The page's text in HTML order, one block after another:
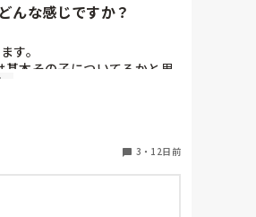
んな感じですか？
す。
本その子についてるかと思
給食後の後片付けなどの雑
すか？
時や加配児が落ち着いてる時
ほうがいいかなぁと思ったり
るので‥。その子にだけ一日
3 ・ 12日前